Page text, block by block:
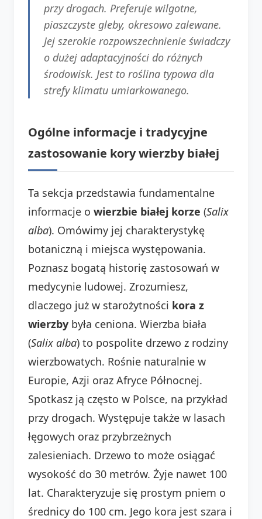
przy drogach. Preferuje wilgotne,
piaszczyste gleby, okresowo zalewane.
Jej szerokie rozpowszechnienie świadczy
o dużej adaptacyjności do różnych
środowisk. Jest to roślina typowa dla
strefy klimatu umiarkowanego.
Ogólne informacje i tradycyjne
zastosowanie kory wierzby białej
Ta sekcja przedstawia fundamentalne
informacje o wierzbie białej korze (Salix
alba). Omówimy jej charakterystykę
botaniczną i miejsca występowania.
Poznasz bogatą historię zastosowań w
medycynie ludowej. Zrozumiesz,
dlaczego już w starożytności kora z
wierzby była ceniona. Wierzba biała
(Salix alba) to pospolite drzewo z rodziny
wierzbowatych. Rośnie naturalnie w
Europie, Azji oraz Afryce Północnej.
Spotkasz ją często w Polsce, na przykład
przy drogach. Występuje także w lasach
łęgowych oraz przybrzeżnych
zalesieniach. Drzewo to może osiągać
wysokość do 30 metrów. Żyje nawet 100
lat. Charakteryzuje się prostym pniem o
średnicy do 100 cm. Jego kora jest szara i